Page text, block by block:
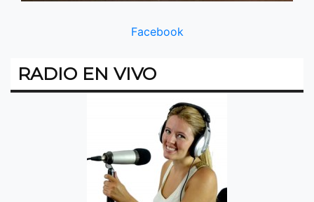
Facebook
RADIO EN VIVO